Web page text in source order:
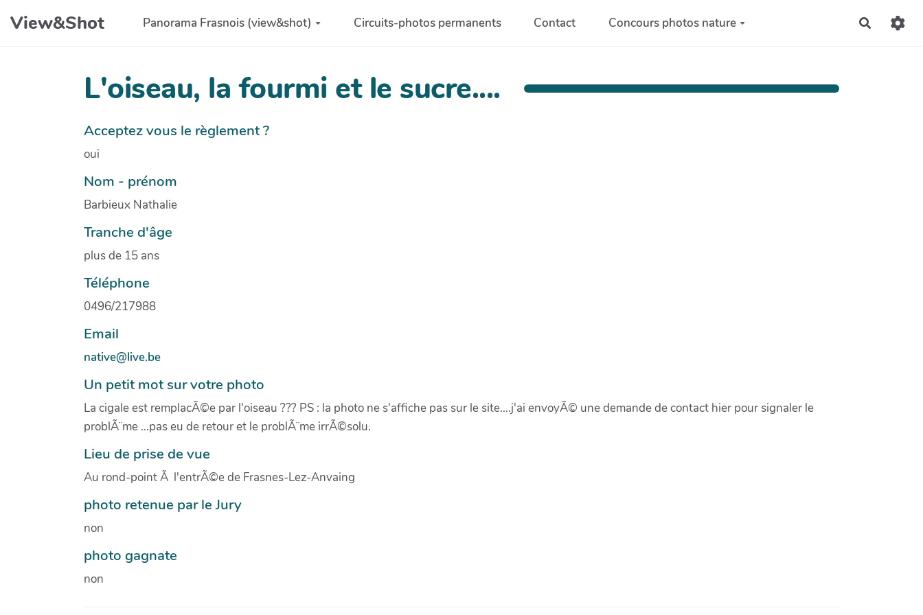
Aller au contenu principal
View&Shot Panorama Frasnois (view&shot) Circuits-photos permanents Contact Concours photos nature
L'oiseau, la fourmi et le sucre....
Acceptez vous le règlement ?
oui
Nom - prénom
Barbieux Nathalie
Tranche d'âge
plus de 15 ans
Téléphone
0496/217988
Email
native@live.be
Un petit mot sur votre photo
La cigale est remplacÃ©e par l'oiseau ??? PS : la photo ne s'affiche pas sur le site....j'ai envoyÃ© une demande de contact hier pour signaler le
problÃ¨me ...pas eu de retour et le problÃ¨me irrÃ©solu.
Lieu de prise de vue
Au rond-point Ã l'entrÃ©e de Frasnes-Lez-Anvaing
photo retenue par le Jury
non
photo gagnate
non